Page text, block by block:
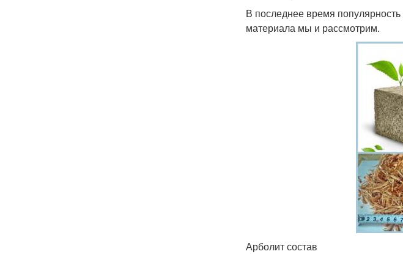
В последнее время
материала мы и рассмотрим.
Арболит состав